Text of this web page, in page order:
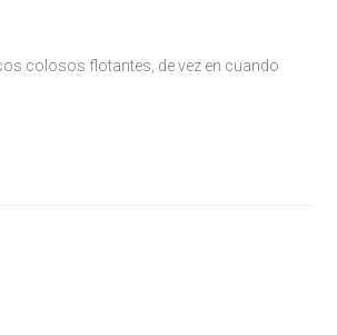
colosos flotantes, de vez en cuando